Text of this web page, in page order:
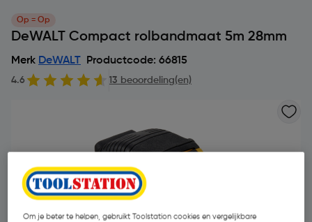
Op = Op
DeWALT Compact rolbandmaat 5m 28mm
Merk DeWALT Productcode: 66815
4.6 13 beoordeling(en)
Om je beter te helpen, gebruikt Toolstation cookies en vergelijkbare